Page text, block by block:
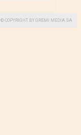
© COPYRIGHT BY GREMI MEDIA SA